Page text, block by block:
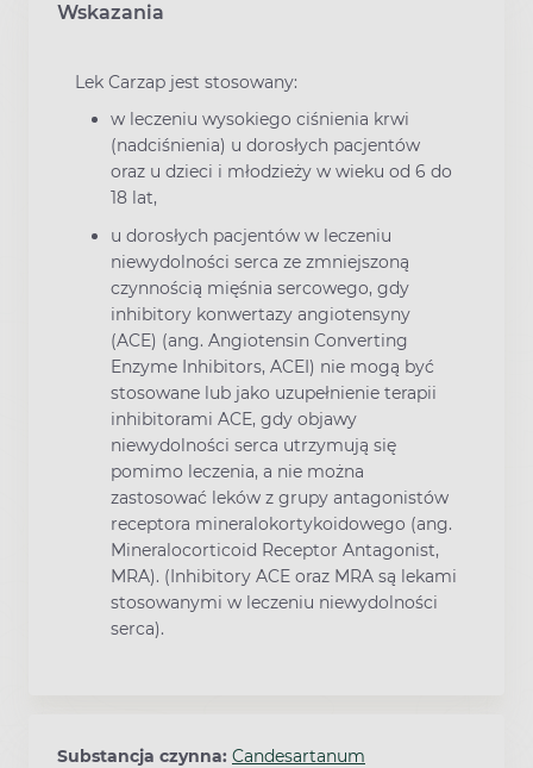
Wskazania
Lek Carzap jest stosowany:
w leczeniu wysokiego ciśnienia krwi
(nadciśnienia) u dorosłych pacjentów
oraz u dzieci i młodzieży w wieku od 6 do
18 lat,
u dorosłych pacjentów w leczeniu
niewydolności serca ze zmniejszoną
czynnością mięśnia sercowego, gdy
inhibitory konwertazy angiotensyny
(ACE) (ang. Angiotensin Converting
Enzyme Inhibitors, ACEI) nie mogą być
stosowane lub jako uzupełnienie terapii
inhibitorami ACE, gdy objawy
niewydolności serca utrzymują się
pomimo leczenia, a nie można
zastosować leków z grupy antagonistów
receptora mineralokortykoidowego (ang.
Mineralocorticoid Receptor Antagonist,
MRA). (Inhibitory ACE oraz MRA są lekami
stosowanymi w leczeniu niewydolności
serca).
Substancja czynna: Candesartanum